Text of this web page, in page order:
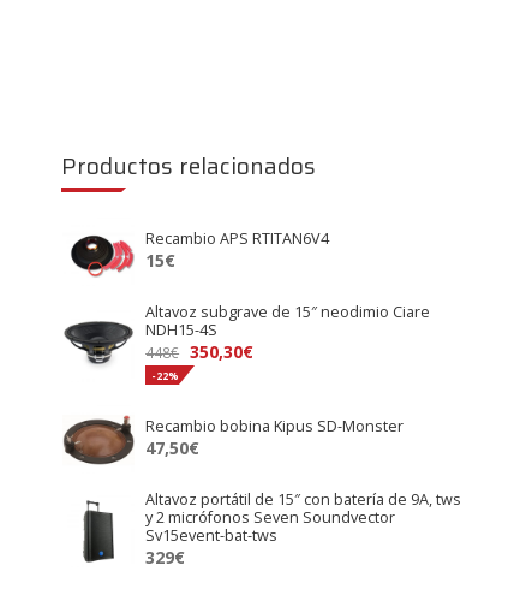
Productos relacionados
Recambio APS RTITAN6V4
15€
Altavoz subgrave de 15″ neodimio Ciare
NDH15-4S
448€ El
precio
era:
448€.
350,30€El
es:
-22%
Recambio bobina Kipus SD-Monster
47,50€
Altavoz portátil de 15″ con batería de 9A, tws
y 2 micrófonos Seven Soundvector
Sv15event-bat-tws
329€